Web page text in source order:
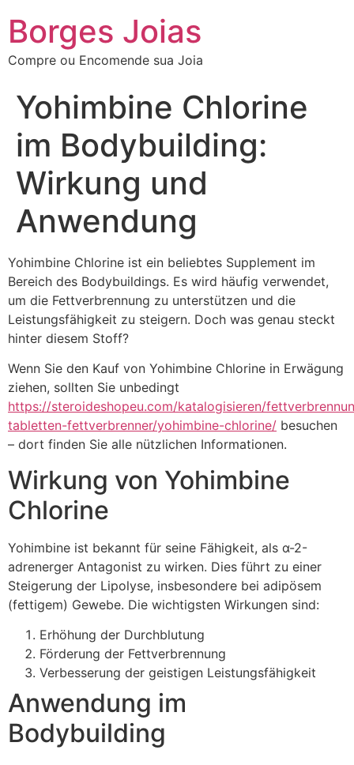
Borges Joias
Compre ou Encomende sua Joia
Yohimbine Chlorine
im Bodybuilding:
Wirkung und
Anwendung
Yohimbine Chlorine ist ein beliebtes Supplement im
Bereich des Bodybuildings. Es wird häufig verwendet,
um die Fettverbrennung zu unterstützen und die
Leistungsfähigkeit zu steigern. Doch was genau steckt
hinter diesem Stoff?
Wenn Sie den Kauf von Yohimbine Chlorine in Erwägung
ziehen, sollten Sie unbedingt
https://steroideshopeu.com/katalogisieren/
tabletten-fettverbrenner/yohimbine-chlorine/ besuchen
– dort finden Sie alle nützlichen Informationen.
Wirkung von Yohimbine
Chlorine
Yohimbine ist bekannt für seine Fähigkeit, als α-2-
adrenerger Antagonist zu wirken. Dies führt zu einer
Steigerung der Lipolyse, insbesondere bei adipösem
(fettigem) Gewebe. Die wichtigsten Wirkungen sind:
Erhöhung der Durchblutung
Förderung der Fettverbrennung
Verbesserung der geistigen Leistungsfähigkeit
Anwendung im
Bodybuilding